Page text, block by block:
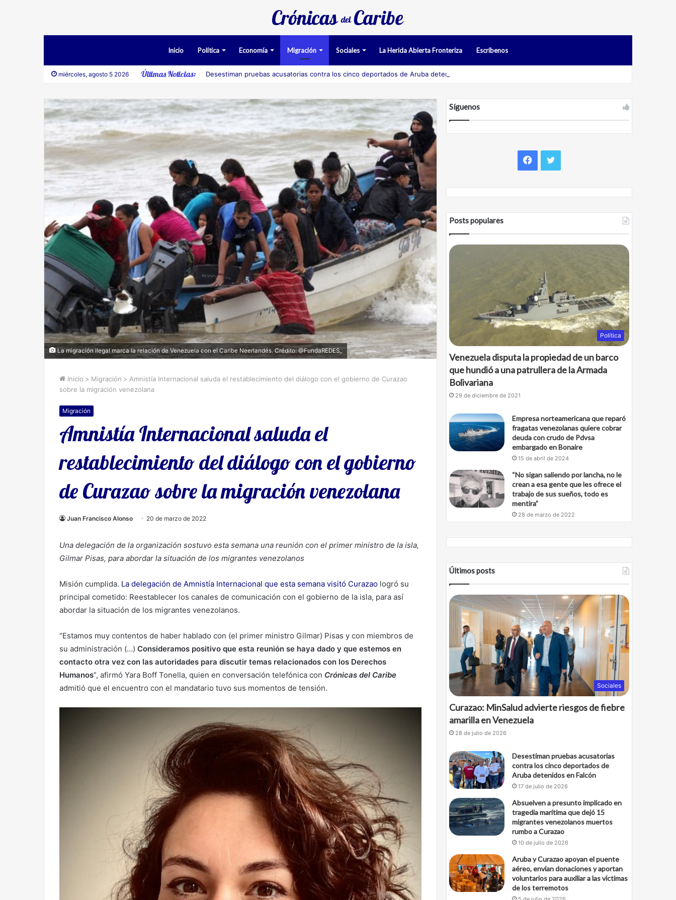
Inicio Política Economía Migración Sociales La Herida Abierta Fronteriza Escríbenos
miércoles, agosto 5 2026 Últimas Noticias: Desestiman pruebas acusatorias contra los cinco deportados de Aruba detenidos en Falcón
La migración ilegal marca la relación de Venezuela con el Caribe Neerlandés. Crédito: @FundaREDES_
Inicio > Migración > Amnistía Internacional saluda el restablecimiento del diálogo con el gobierno de Curazao
sobre la migración venezolana
Migración
Amnistía Internacional saluda el
restablecimiento del diálogo con el gobierno
de Curazao sobre la migración venezolana
Juan Francisco Alonso 20 de marzo de 2022
Una delegación de la organización sostuvo esta semana una reunión con el primer ministro de la isla,
Gilmar Pisas, para abordar la situación de los migrantes venezolanos
Misión cumplida. La delegación de Amnistía Internacional que esta semana visitó Curazao logró su
principal cometido: Reestablecer los canales de comunicación con el gobierno de la isla, para así
abordar la situación de los migrantes venezolanos.
“Estamos muy contentos de haber hablado con (el primer ministro Gilmar) Pisas y con miembros de
su administración (…) Consideramos positivo que esta reunión se haya dado y que estemos en
contacto otra vez con las autoridades para discutir temas relacionados con los Derechos
Humanos”, afirmó Yara Boff Tonella, quien en conversación telefónica con Crónicas del Caribe
admitió que el encuentro con el mandatario tuvo sus momentos de tensión.
Síguenos
Facebook
Twitter
Posts populares
Política
Venezuela disputa la propiedad de un barco
que hundió a una patrullera de la Armada
Bolivariana
29 de diciembre de 2021
Empresa norteamericana que reparó
fragatas venezolanas quiere cobrar
deuda con crudo de Pdvsa
embargado en Bonaire
15 de abril de 2024
“No sigan saliendo por lancha, no le
crean a esa gente que les ofrece el
trabajo de sus sueños, todo es
mentira”
28 de marzo de 2022
Últimos posts
Sociales
Curazao: MinSalud advierte riesgos de fiebre
amarilla en Venezuela
28 de julio de 2026
Desestiman pruebas acusatorias
contra los cinco deportados de
Aruba detenidos en Falcón
17 de julio de 2026
Absuelven a presunto implicado en
tragedia marítima que dejó 15
migrantes venezolanos muertos
rumbo a Curazao
10 de julio de 2026
Aruba y Curazao apoyan el puente
aéreo, envían donaciones y aportan
voluntarios para auxiliar a las víctimas
de los terremotos